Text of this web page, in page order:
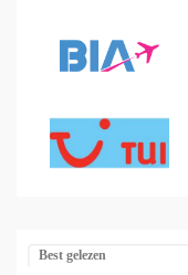
Best gelezen